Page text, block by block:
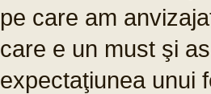
pe care am
care e un must şi
expectaţiunea unui